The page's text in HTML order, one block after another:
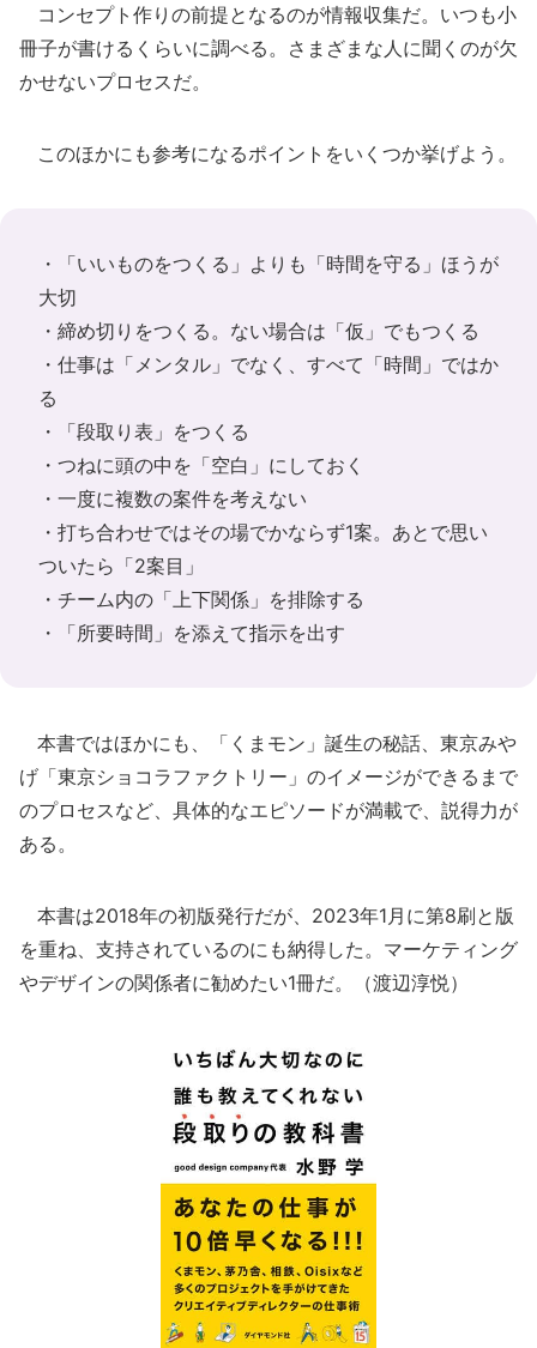
コンセプト作りの前提となるのが情報収集だ。いつも小
冊子が書けるくらいに調べる。さまざまな人に聞くのが欠
かせないプロセスだ。
このほかにも参考になるポイントをいくつか挙げよう。
・「いいものをつくる」よりも「時間を守る」ほうが
大切
・締め切りをつくる。ない場合は「仮」でもつくる
・仕事は「メンタル」でなく、すべて「時間」ではか
る
・「段取り表」をつくる
・つねに頭の中を「空白」にしておく
・一度に複数の案件を考えない
・打ち合わせではその場でかならず1案。あとで思い
ついたら「2案目」
・チーム内の「上下関係」を排除する
・「所要時間」を添えて指示を出す
本書ではほかにも、「くまモン」誕生の秘話、東京みや
げ「東京ショコラファクトリー」のイメージができるまで
のプロセスなど、具体的なエピソードが満載で、説得力が
ある。
本書は2018年の初版発行だが、2023年1月に第8刷と版
を重ね、支持されているのにも納得した。マーケティング
やデザインの関係者に勧めたい1冊だ。（渡辺淳悦）